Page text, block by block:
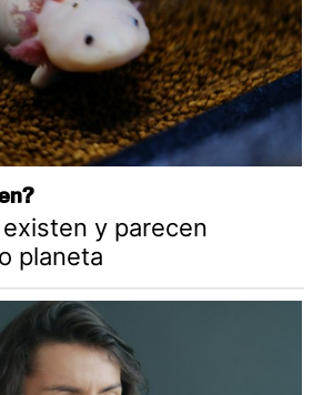
y parecen
planeta